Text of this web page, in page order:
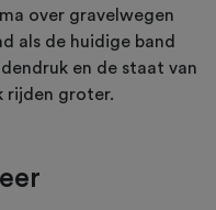
over gravelwegen
als de huidige band
en de staat van
rijden groter.